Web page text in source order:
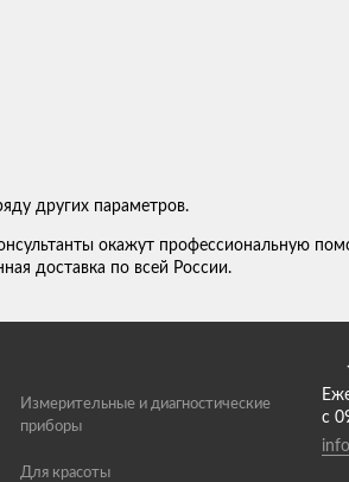
других параметров.
окажут профессиональную
доставка по всей России.
Измерительные и диагностические
приборы
Для красоты
с